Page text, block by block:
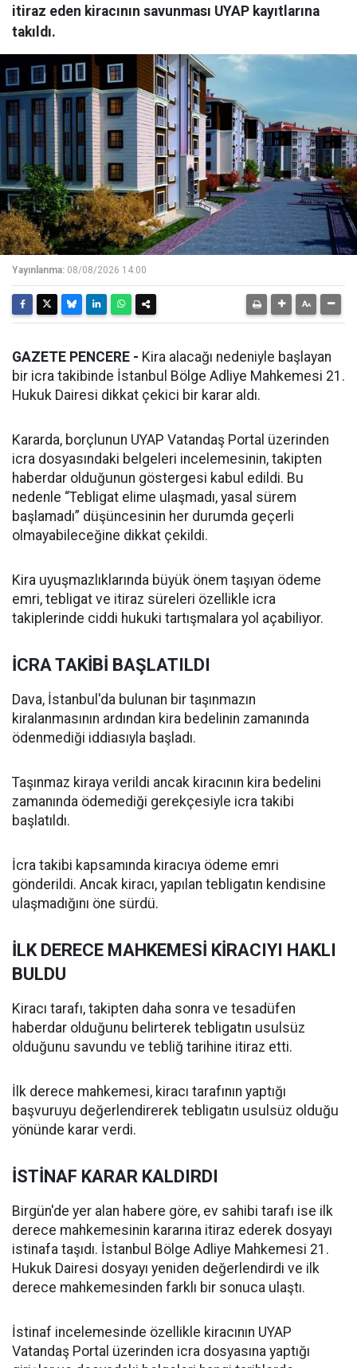
itiraz eden kiracının savunması UYAP kayıtlarına
takıldı.
Yayınlanma: 08/08/2026 14:00
GAZETE PENCERE - Kira alacağı nedeniyle başlayan
bir icra takibinde İstanbul Bölge Adliye Mahkemesi 21.
Hukuk Dairesi dikkat çekici bir karar aldı.
Kararda, borçlunun UYAP Vatandaş Portal üzerinden
icra dosyasındaki belgeleri incelemesinin, takipten
haberdar olduğunun göstergesi kabul edildi. Bu
nedenle “Tebligat elime ulaşmadı, yasal sürem
başlamadı” düşüncesinin her durumda geçerli
olmayabileceğine dikkat çekildi.
Kira uyuşmazlıklarında büyük önem taşıyan ödeme
emri, tebligat ve itiraz süreleri özellikle icra
takiplerinde ciddi hukuki tartışmalara yol açabiliyor.
İCRA TAKİBİ BAŞLATILDI
Dava, İstanbul'da bulunan bir taşınmazın
kiralanmasının ardından kira bedelinin zamanında
ödenmediği iddiasıyla başladı.
Taşınmaz kiraya verildi ancak kiracının kira bedelini
zamanında ödemediği gerekçesiyle icra takibi
başlatıldı.
İcra takibi kapsamında kiracıya ödeme emri
gönderildi. Ancak kiracı, yapılan tebligatın kendisine
ulaşmadığını öne sürdü.
İLK DERECE MAHKEMESİ KİRACIYI HAKLI
BULDU
Kiracı tarafı, takipten daha sonra ve tesadüfen
haberdar olduğunu belirterek tebligatın usulsüz
olduğunu savundu ve tebliğ tarihine itiraz etti.
İlk derece mahkemesi, kiracı tarafının yaptığı
başvuruyu değerlendirerek tebligatın usulsüz olduğu
yönünde karar verdi.
İSTİNAF KARAR KALDIRDI
Birgün'de yer alan habere göre, ev sahibi tarafı ise ilk
derece mahkemesinin kararına itiraz ederek dosyayı
istinafa taşıdı. İstanbul Bölge Adliye Mahkemesi 21.
Hukuk Dairesi dosyayı yeniden değerlendirdi ve ilk
derece mahkemesinden farklı bir sonuca ulaştı.
İstinaf incelemesinde özellikle kiracının UYAP
Vatandaş Portal üzerinden icra dosyasına yaptığı